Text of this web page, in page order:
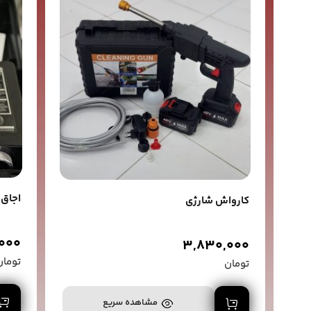
کارواش شارژی
3,830,000
تومان
افزودن به سبد خریدمشاهده سریع